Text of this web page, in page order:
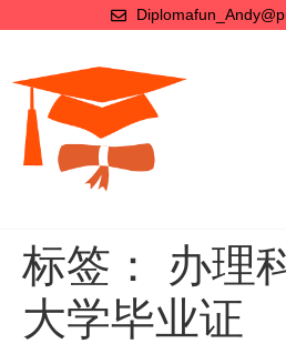
标签： 办理
大学毕业证